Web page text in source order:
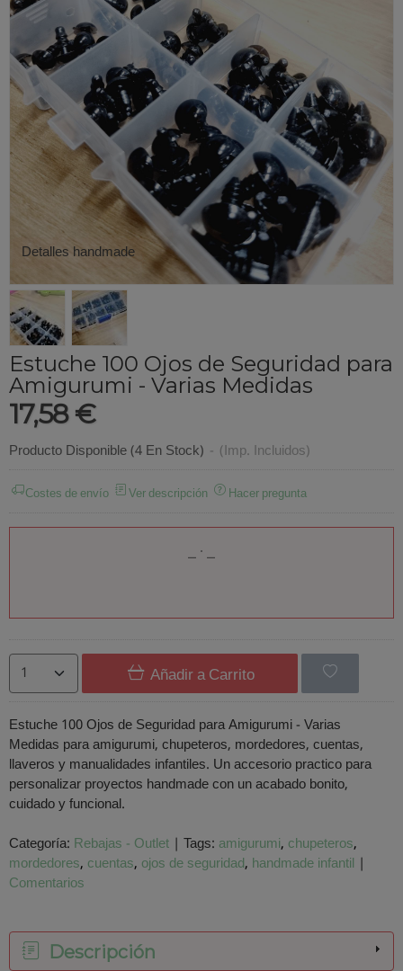
Detalles handmade
Estuche 100 Ojos de Seguridad para
Amigurumi - Varias Medidas
17,58 €
Producto Disponible(4 En Stock) - (Imp. Incluidos)
Costes de envío Ver descripción Hacer pregunta
Añadir a Carrito
Estuche 100 Ojos de Seguridad para Amigurumi - Varias
Medidas para amigurumi, chupeteros, mordedores, cuentas,
llaveros y manualidades infantiles. Un accesorio practico para
personalizar proyectos handmade con un acabado bonito,
cuidado y funcional.
Categoría: Rebajas - Outlet | Tags: amigurumi chupeteros
mordedores cuentas ojos de seguridad handmade infantil |
Comentarios
Descripción